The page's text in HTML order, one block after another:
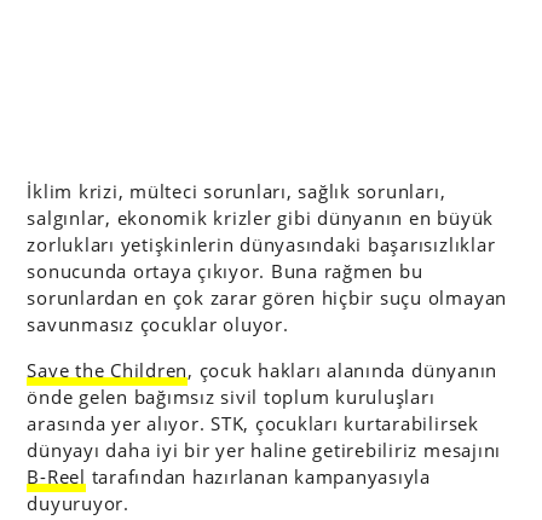
İklim krizi, mülteci sorunları, sağlık sorunları,
salgınlar, ekonomik krizler gibi dünyanın en büyük
zorlukları yetişkinlerin dünyasındaki başarısızlıklar
sonucunda ortaya çıkıyor. Buna rağmen bu
sorunlardan en çok zarar gören hiçbir suçu olmayan
savunmasız çocuklar oluyor.
Save the Children, çocuk hakları alanında dünyanın
önde gelen bağımsız sivil toplum kuruluşları
arasında yer alıyor. STK, çocukları kurtarabilirsek
dünyayı daha iyi bir yer haline getirebiliriz mesajını
B-Reel tarafından hazırlanan kampanyasıyla
duyuruyor.